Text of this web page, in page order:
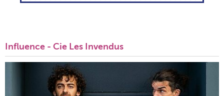
Influence - Cie Les Invendus